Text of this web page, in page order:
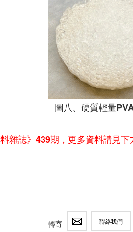
圖八、硬質輕量
雜誌》439期，更多資料請見下
轉寄 聯絡我們